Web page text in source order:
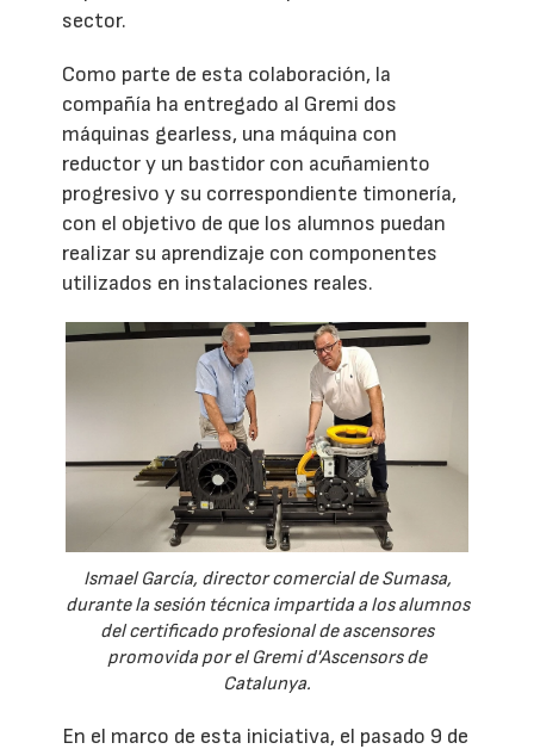
sector.
Como parte de esta colaboración, la
compañía ha entregado al Gremi dos
máquinas gearless, una máquina con
reductor y un bastidor con acuñamiento
progresivo y su correspondiente timonería,
con el objetivo de que los alumnos puedan
realizar su aprendizaje con componentes
utilizados en instalaciones reales.
Ismael García, director comercial de Sumasa,
durante la sesión técnica impartida a los alumnos
del certificado profesional de ascensores
promovida por el Gremi d'Ascensors de
Catalunya.
En el marco de esta iniciativa, el pasado 9 de